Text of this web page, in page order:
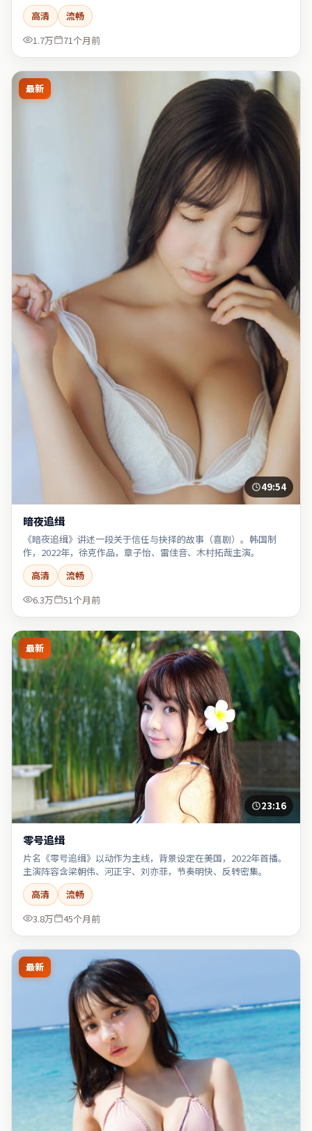
高清
流畅
1.7万
71个月前
最新
49:54
暗夜追缉
《暗夜追缉》讲述一段关于信任与抉择的故事（喜剧）。韩国制
作，2022年，徐克作品，章子怡、雷佳音、木村拓哉主演。
高清
流畅
6.3万
51个月前
最新
23:16
零号追缉
片名《零号追缉》以动作为主线，背景设定在美国，2022年首播。
主演阵容含梁朝伟、河正宇、刘亦菲，节奏明快、反转密集。
高清
流畅
3.8万
45个月前
最新